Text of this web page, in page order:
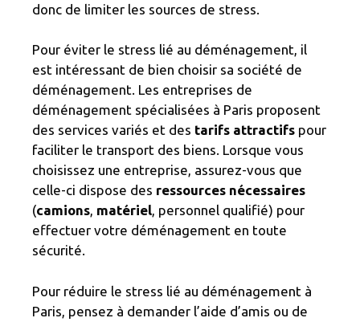
donc de limiter les sources de stress.
Pour éviter le stress lié au déménagement, il
est intéressant de bien choisir sa société de
déménagement. Les entreprises de
déménagement spécialisées à Paris proposent
des services variés et des tarifs attractifs pour
faciliter le transport des biens. Lorsque vous
choisissez une entreprise, assurez-vous que
celle-ci dispose des ressources nécessaires
(camions, matériel, personnel qualifié) pour
effectuer votre déménagement en toute
sécurité.
Pour réduire le stress lié au déménagement à
Paris, pensez à demander l’aide d’amis ou de